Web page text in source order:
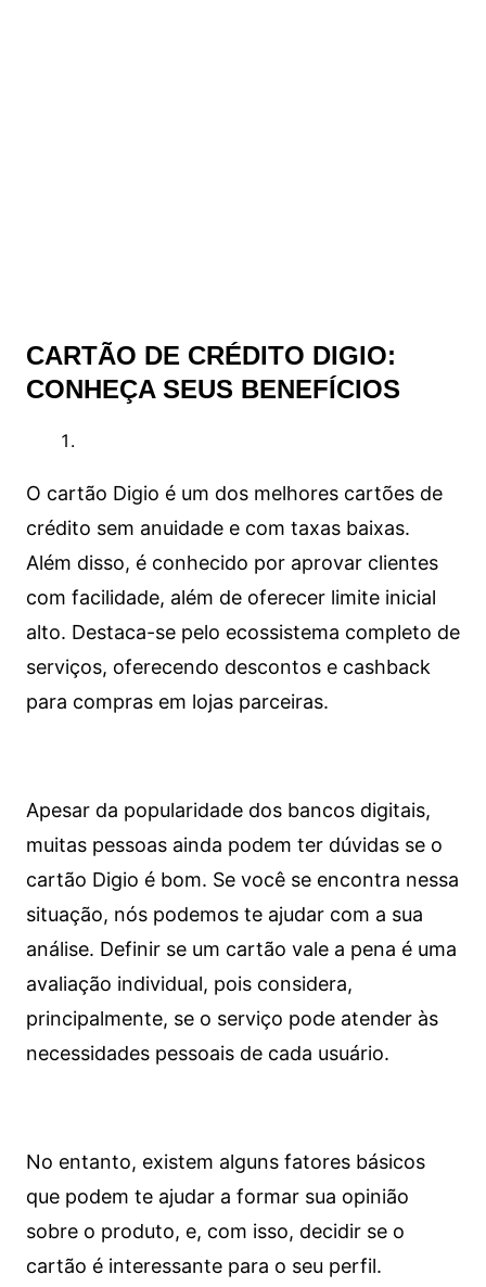
CARTÃO DE CRÉDITO DIGIO:
CONHEÇA SEUS BENEFÍCIOS
O cartão Digio é um dos melhores cartões de
crédito sem anuidade e com taxas baixas.
Além disso, é conhecido por aprovar clientes
com facilidade, além de oferecer limite inicial
alto. Destaca-se pelo ecossistema completo de
serviços, oferecendo descontos e cashback
para compras em lojas parceiras.
Apesar da popularidade dos bancos digitais,
muitas pessoas ainda podem ter dúvidas se o
cartão Digio é bom. Se você se encontra nessa
situação, nós podemos te ajudar com a sua
análise. Definir se um cartão vale a pena é uma
avaliação individual, pois considera,
principalmente, se o serviço pode atender às
necessidades pessoais de cada usuário.
No entanto, existem alguns fatores básicos
que podem te ajudar a formar sua opinião
sobre o produto, e, com isso, decidir se o
cartão é interessante para o seu perfil.